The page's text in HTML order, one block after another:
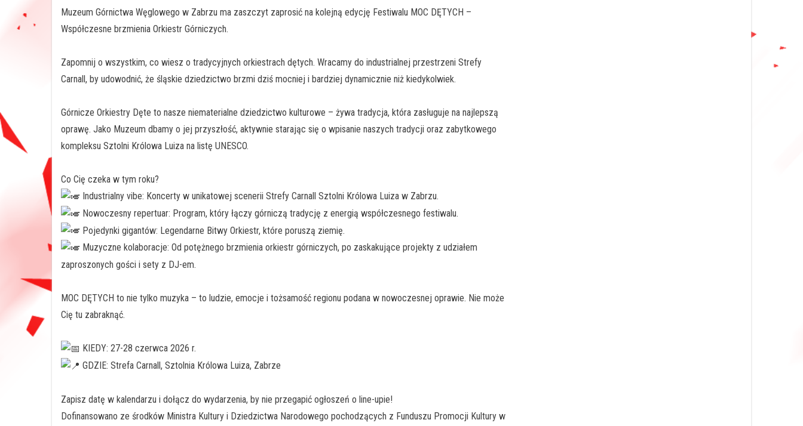
Muzeum Górnictwa Węglowego w Zabrzu ma zaszczyt zaprosić na kolejną edycję Festiwalu MOC DĘTYCH –
Współczesne brzmienia Orkiestr Górniczych.
Zapomnij o wszystkim, co wiesz o tradycyjnych orkiestrach dętych. Wracamy do industrialnej przestrzeni Strefy
Carnall, by udowodnić, że śląskie dziedzictwo brzmi dziś mocniej i bardziej dynamicznie niż kiedykolwiek.
Górnicze Orkiestry Dęte to nasze niematerialne dziedzictwo kulturowe – żywa tradycja, która zasługuje na najlepszą
oprawę. Jako Muzeum dbamy o jej przyszłość, aktywnie starając się o wpisanie naszych tradycji oraz zabytkowego
kompleksu Sztolni Królowa Luiza na listę UNESCO.
Co Cię czeka w tym roku?
Industrialny vibe: Koncerty w unikatowej scenerii Strefy Carnall Sztolni Królowa Luiza w Zabrzu.
Nowoczesny repertuar: Program, który łączy górniczą tradycję z energią współczesnego festiwalu.
Pojedynki gigantów: Legendarne Bitwy Orkiestr, które poruszą ziemię.
Muzyczne kolaboracje: Od potężnego brzmienia orkiestr górniczych, po zaskakujące projekty z udziałem
zaproszonych gości i sety z DJ-em.
MOC DĘTYCH to nie tylko muzyka – to ludzie, emocje i tożsamość regionu podana w nowoczesnej oprawie. Nie może
Cię tu zabraknąć.
KIEDY: 27-28 czerwca 2026 r.
GDZIE: Strefa Carnall, Sztolnia Królowa Luiza, Zabrze
Zapisz datę w kalendarzu i dołącz do wydarzenia, by nie przegapić ogłoszeń o line-upie!
Dofinansowano ze środków Ministra Kultury i Dziedzictwa Narodowego pochodzących z Funduszu Promocji Kultury w